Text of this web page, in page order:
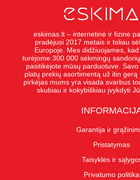
eskimas.lt – internetinė ir fizinė
pradėjusi 2017 metais ir toliau
Europoje. Mes didžiuojames,
turėjome 300 000 sėkmingų
pasitikėjote mūsų parduotuve.
platų prekių asortimentą už itin gerą
pirkėjas mums yra visada svarbus
skubiau ir kokybiškiau įvykdyti
Garantija ir
Pristatymas
Taisyklės ir
Privatumo politika